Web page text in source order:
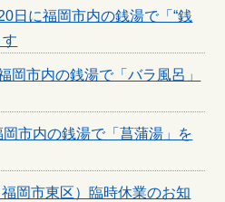
日に福岡市内の銭湯で「“銭
岡市内の銭湯で「バラ風呂」
市内の銭湯で「菖蒲湯」を
岡市東区）臨時休業のお知